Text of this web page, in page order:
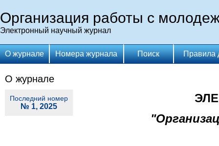
Организация работы с
Электронный научный журнал
О журнале Номера журнала Поиск Правила
О журнале
Последний номер
№ 1, 2025
"